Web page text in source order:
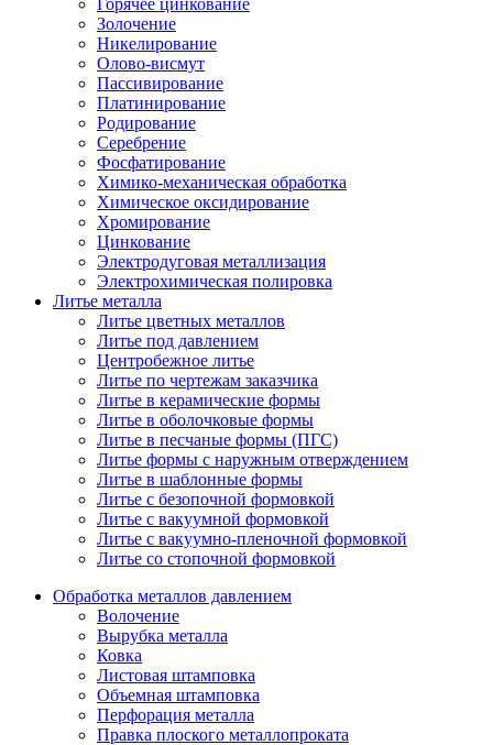
Золочение
Никелирование
Олово-висмут
Пассивирование
Платинирование
Родирование
Серебрение
Фосфатирование
Химико-механическая обработка
Химическое оксидирование
Хромирование
Цинкование
Электродуговая металлизация
Электрохимическая полировка
Литье металла
Литье цветных металлов
Литье под давлением
Центробежное литье
Литье по чертежам заказчика
Литье в керамические формы
Литье в оболочковые формы
Литье в песчаные формы (ПГС)
Литье формы с наружным отверждением
Литье в шаблонные формы
Литье с безопочной формовкой
Литье с вакуумной формовкой
Литье с вакуумно-пленочной формовкой
Литье со стопочной формовкой
Обработка металлов давлением
Волочение
Вырубка металла
Ковка
Листовая штамповка
Объемная штамповка
Перфорация металла
Правка плоского металлопроката